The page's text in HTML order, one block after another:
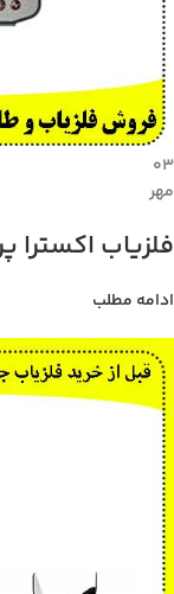
۰۳
مهر
فلزیاب اکسترا
ادامه مطلب